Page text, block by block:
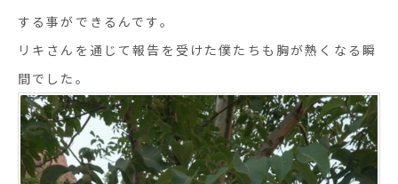
する事ができるんです。
リキさんを通じて報告を受けた僕たちも胸が熱くなる瞬
間でした。